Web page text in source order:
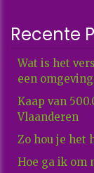
Recente
Wat is het
een
Kaap van
Vlaanderen
Zo hou je het
Hoe ga ik om